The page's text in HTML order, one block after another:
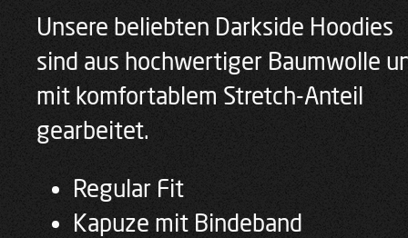
Unsere beliebten Darkside Hoodies
sind aus hochwertiger Baumwolle
mit komfortablem Stretch-Anteil
gearbeitet.
Regular Fit
Kapuze mit Bindeband